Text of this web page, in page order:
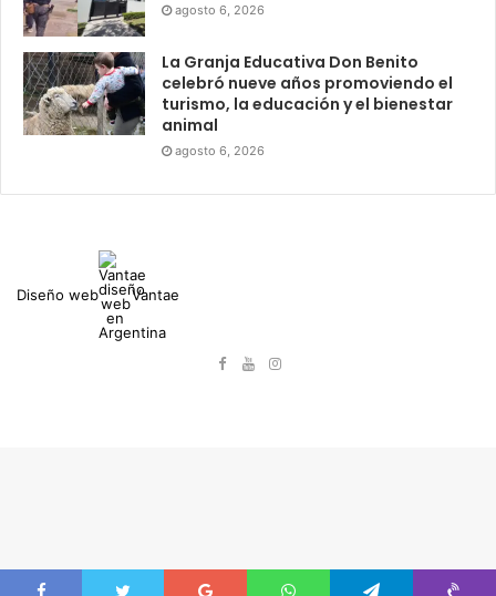
agosto 6, 2026
La Granja Educativa Don Benito
celebró nueve años promoviendo el
turismo, la educación y el bienestar
animal
agosto 6, 2026
Diseño web Vantae